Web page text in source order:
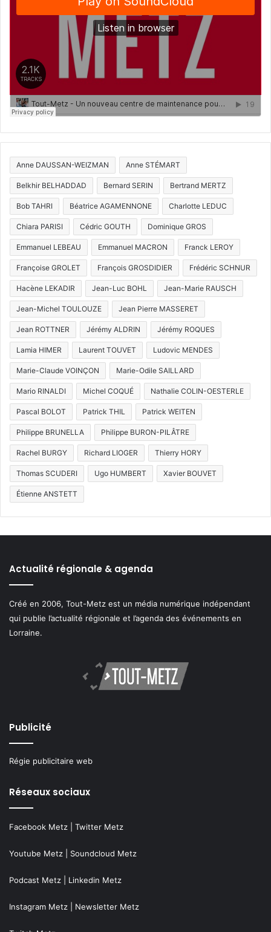
Anne DAUSSAN-WEIZMAN Anne STÉMART
Belkhir BELHADDAD Bernard SERIN Bertrand MERTZ
Bob TAHRI Béatrice AGAMENNONE Charlotte LEDUC
Chiara PARISI Cédric GOUTH Dominique GROS
Emmanuel LEBEAU Emmanuel MACRON Franck LEROY
Françoise GROLET François GROSDIDIER Frédéric SCHNUR
Hacène LEKADIR Jean-Luc BOHL Jean-Marie RAUSCH
Jean-Michel TOULOUZE Jean Pierre MASSERET
Jean ROTTNER Jérémy ALDRIN Jérémy ROQUES
Lamia HIMER Laurent TOUVET Ludovic MENDES
Marie-Claude VOINÇON Marie-Odile SAILLARD
Mario RINALDI Michel COQUÉ Nathalie COLIN-OESTERLE
Pascal BOLOT Patrick THIL Patrick WEITEN
Philippe BRUNELLA Philippe BURON-PILÂTRE
Rachel BURGY Richard LIOGER Thierry HORY
Thomas SCUDERI Ugo HUMBERT Xavier BOUVET
Étienne ANSTETT
Actualité régionale & agenda
Créé en 2006, Tout-Metz est un média numérique indépendant
qui publie l’actualité régionale et l’agenda des événements en
Lorraine.
Publicité
Régie publicitaire web
Réseaux sociaux
Facebook Metz Twitter Metz
Youtube Metz Soundcloud Metz
Podcast Metz Linkedin Metz
Instagram Metz Newsletter Metz